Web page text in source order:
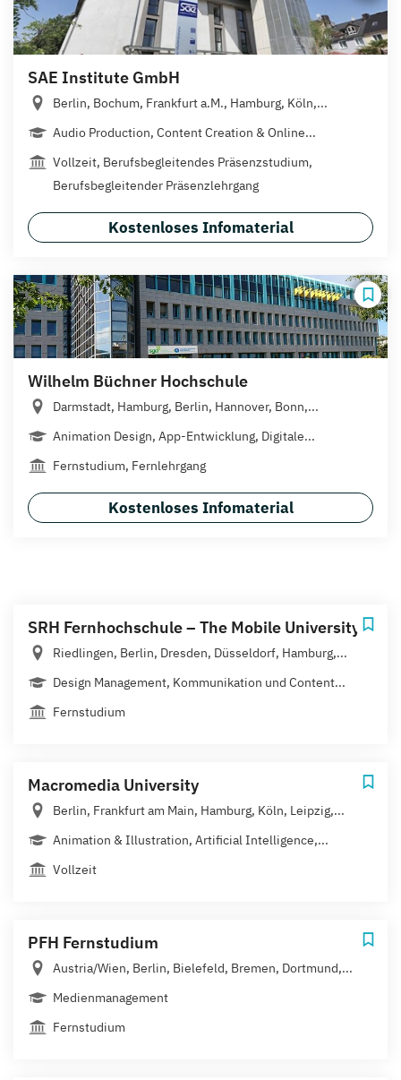
SAE Institute GmbH
Berlin, Bochum, Frankfurt a.M., Hamburg, Köln,...
Audio Production, Content Creation & Online...
Vollzeit, Berufsbegleitendes Präsenzstudium,
Berufsbegleitender Präsenzlehrgang
Kostenloses Infomaterial
Wilhelm Büchner Hochschule
Darmstadt, Hamburg, Berlin, Hannover, Bonn,...
Animation Design, App-Entwicklung, Digitale...
Fernstudium, Fernlehrgang
Kostenloses Infomaterial
SRH Fernhochschule – The Mobile University
Riedlingen, Berlin, Dresden, Düsseldorf, Hamburg,...
Design Management, Kommunikation und Content...
Fernstudium
Macromedia University
Berlin, Frankfurt am Main, Hamburg, Köln, Leipzig,...
Animation & Illustration, Artificial Intelligence,...
Vollzeit
PFH Fernstudium
Austria/Wien, Berlin, Bielefeld, Bremen, Dortmund,...
Medienmanagement
Fernstudium